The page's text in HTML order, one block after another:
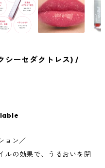
シーセダクトレス) /
ョン／
ルの効果で、うるおいを閉